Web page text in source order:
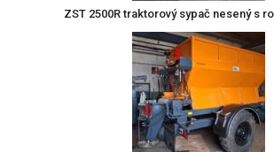
ZST 2500R traktorový sypač nesený s